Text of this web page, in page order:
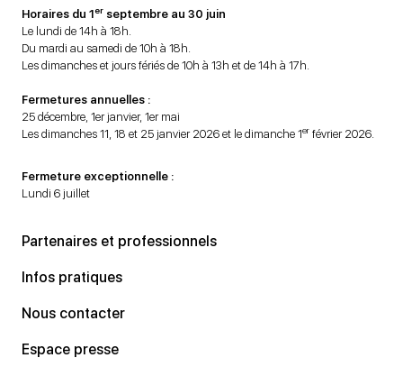
Horaires du 1er septembre au 30 juin
Le lundi de 14h à 18h.
Du mardi au samedi de 10h à 18h.
Les dimanches et jours fériés de 10h à 13h et de 14h à 17h.
Fermetures annuelles :
25 décembre, 1er janvier, 1er mai
Les dimanches 11, 18 et 25 janvier 2026 et le dimanche 1er février 2026.
Fermeture exceptionnelle :
Lundi 6 juillet
Partenaires et professionnels
Infos pratiques
Nous contacter
Espace presse